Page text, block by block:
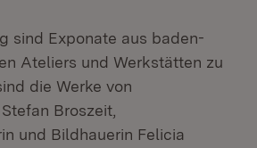
sind Exponate aus baden-
Ateliers und Werkstätten zu
die Werke von
Broszeit,
und Bildhauerin Felicia